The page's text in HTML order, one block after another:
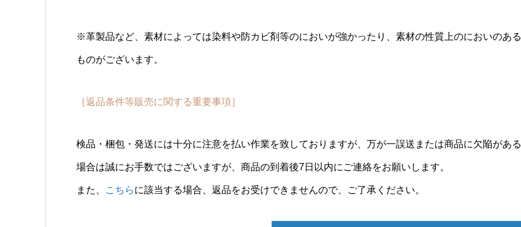
※革製品など、素材によっては染料や防カビ剤等のにおいが強かったり、素材の性質上のにおいのある
ものがございます。
［返品条件等販売に関する重要事項］
検品・梱包・発送には十分に注意を払い作業を致しておりますが、万が一誤送または商品に欠陥がある
場合は誠にお手数ではございますが、商品の到着後7日以内にご連絡をお願いします。
また、 こちらに該当する場合、返品をお受けできませんので、ご了承ください。